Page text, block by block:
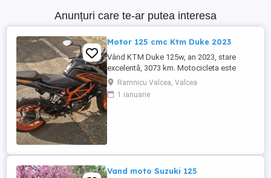
Anunțuri care te-ar putea interesa
Motor 125 cmc Ktm Duke 2023
Vând KTM Duke 125w, an 2023, stare
excelentă, 3073 km. Motocicleta este
ideală pentru începători sau pentru oraș.
Fără daune, lovituri!
Ramnicu Valcea, Valcea
1 ianuarie
Vand moto Suzuki 125